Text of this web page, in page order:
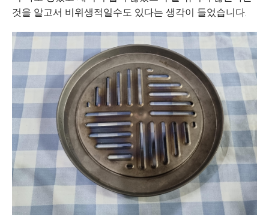
것을 알고서 비위생적일수도 있다는 생각이 들었습니다.